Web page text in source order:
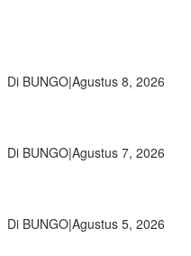
Di BUNGO|Agustus 8, 2026
Di BUNGO|Agustus 7, 2026
Di BUNGO|Agustus 5, 2026